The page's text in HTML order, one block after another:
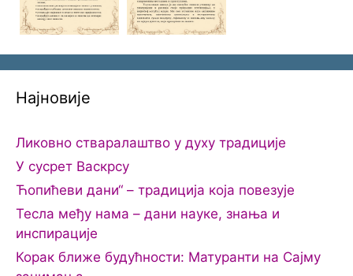
Најновије
Ликовно стваралаштво у духу традиције
У сусрет Васкрсу
Ћопићеви дани“ – традиција која повезује
Тесла међу нама – дани науке, знања и
инспирације
Корак ближе будућности: Матуранти на Сајму